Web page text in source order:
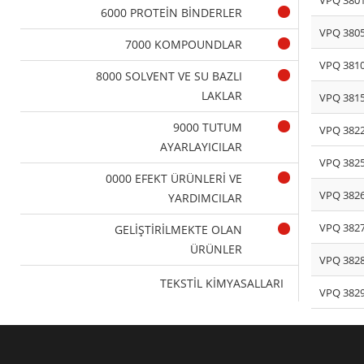
6000 PROTEİN BİNDERLER
7000 KOMPOUNDLAR
8000 SOLVENT VE SU BAZLI
LAKLAR
9000 TUTUM
AYARLAYICILAR
0000 EFEKT ÜRÜNLERİ VE
YARDIMCILAR
GELİŞTİRİLMEKTE OLAN
ÜRÜNLER
TEKSTİL KİMYASALLARI
VPQ
VPQ
VPQ
VPQ
VPQ
VPQ
VPQ
VPQ
VPQ